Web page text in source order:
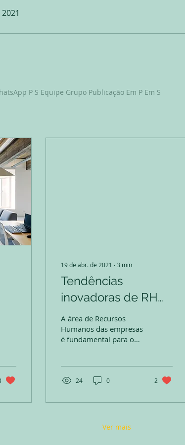
P S Equipe Grupo Publicação Em P Em S
19 de abr. de 2021 ∙3 min
Tendências
inovadoras de RH
que a sua empresa
precisa conhecer
A área de Recursos
Humanos das empresas
é fundamental para o
resultados ...
24 0 2
Ver mais